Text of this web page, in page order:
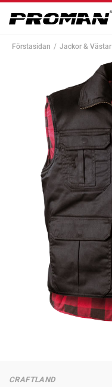
Förstasidan Jackor & Västar
CRAFTLAND